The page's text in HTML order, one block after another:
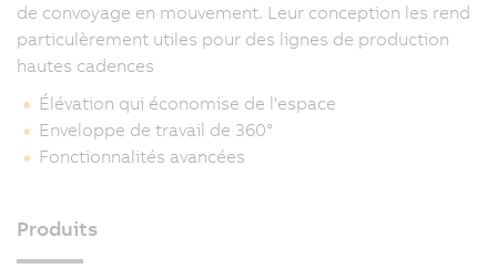
de convoyage en mouvement. Leur conception les rend
particulèrement utiles pour des lignes de production
hautes cadences
Élévation qui économise de l'espace
Enveloppe de travail de 360°
Fonctionnalités avancées
Produits